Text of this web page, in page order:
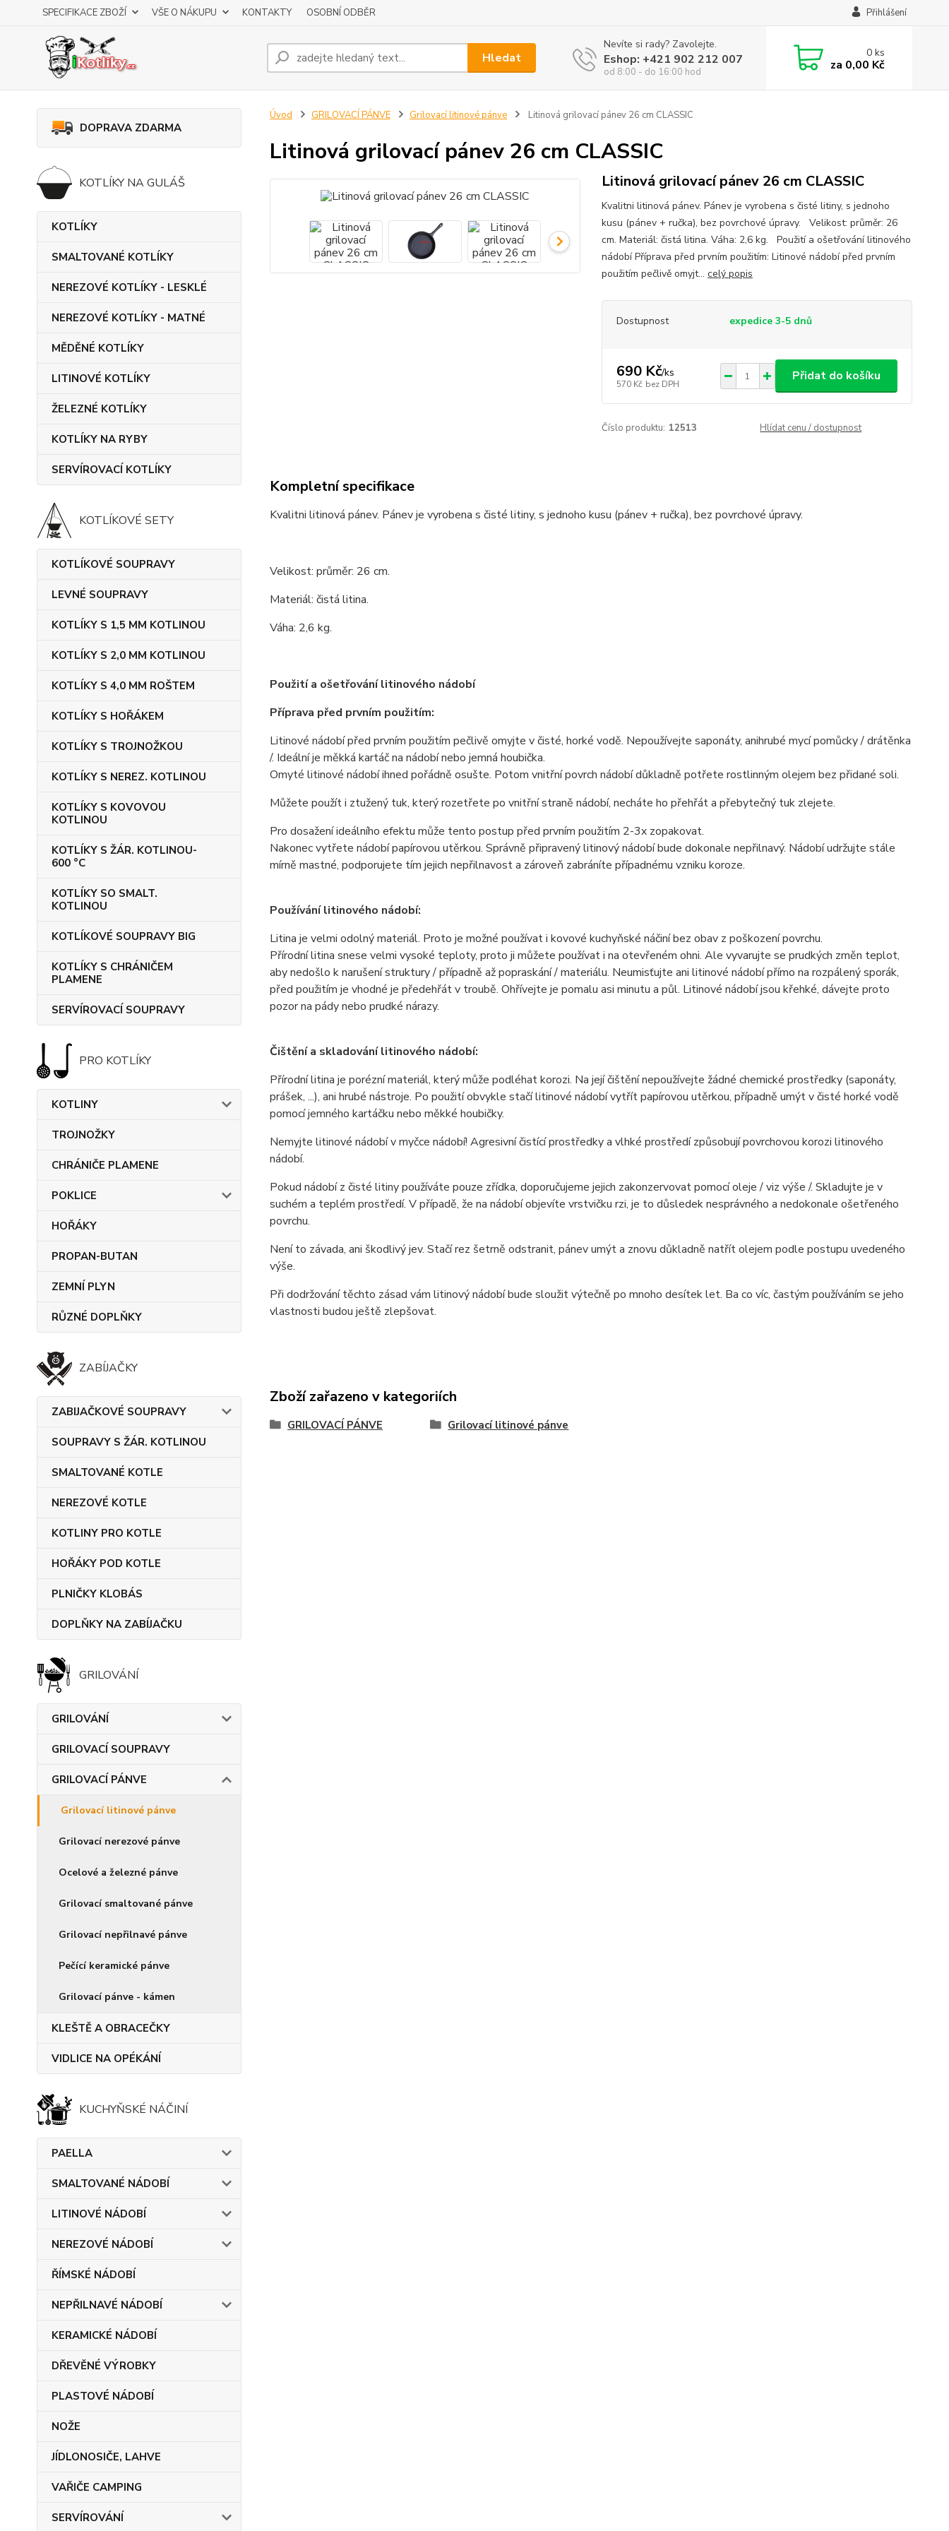
SPECIFIKACE ZBOŽÍ VŠE O NÁKUPU KONTAKTY OSOBNÍ ODBĚR Přihlášení
Hledat
Nevíte si rady? Zavolejte.
Eshop: +421 902 212 007
od 8:00 - do 16:00 hod
0ks
za 0,00 Kč
DOPRAVA ZDARMA
KOTLÍKY NA GULÁŠ
KOTLÍKY
SMALTOVANÉ KOTLÍKY
NEREZOVÉ KOTLÍKY - LESKLÉ
NEREZOVÉ KOTLÍKY - MATNÉ
MĚDĚNÉ KOTLÍKY
LITINOVÉ KOTLÍKY
ŽELEZNÉ KOTLÍKY
KOTLÍKY NA RYBY
SERVÍROVACÍ KOTLÍKY
KOTLÍKOVÉ SETY
KOTLÍKOVÉ SOUPRAVY
LEVNÉ SOUPRAVY
KOTLÍKY S 1,5 MM KOTLINOU
KOTLÍKY S 2,0 MM KOTLINOU
KOTLÍKY S 4,0 MM ROŠTEM
KOTLÍKY S HOŘÁKEM
KOTLÍKY S TROJNOŽKOU
KOTLÍKY S NEREZ. KOTLINOU
KOTLÍKY S KOVOVOU
KOTLINOU
KOTLÍKY S ŽÁR. KOTLINOU-
600 °C
KOTLÍKY SO SMALT.
KOTLINOU
KOTLÍKOVÉ SOUPRAVY BIG
KOTLÍKY S CHRÁNIČEM
PLAMENE
SERVÍROVACÍ SOUPRAVY
PRO KOTLÍKY
KOTLINY
TROJNOŽKY
CHRÁNIČE PLAMENE
POKLICE
HOŘÁKY
PROPAN-BUTAN
ZEMNÍ PLYN
RŮZNÉ DOPLŇKY
ZABÍJAČKY
ZABIJAČKOVÉ SOUPRAVY
SOUPRAVY S ŽÁR. KOTLINOU
SMALTOVANÉ KOTLE
NEREZOVÉ KOTLE
KOTLINY PRO KOTLE
HOŘÁKY POD KOTLE
PLNIČKY KLOBÁS
DOPLŇKY NA ZABÍJAČKU
GRILOVÁNÍ
GRILOVÁNÍ
GRILOVACÍ SOUPRAVY
GRILOVACÍ PÁNVE
Grilovací litinové pánve
Grilovací nerezové pánve
Ocelové a železné pánve
Grilovací smaltované pánve
Grilovací nepřilnavé pánve
Pečící keramické pánve
Grilovací pánve - kámen
KLEŠTĚ A OBRACEČKY
VIDLICE NA OPÉKÁNÍ
KUCHYŇSKÉ NÁČINÍ
PAELLA
SMALTOVANÉ NÁDOBÍ
LITINOVÉ NÁDOBÍ
NEREZOVÉ NÁDOBÍ
ŘÍMSKÉ NÁDOBÍ
NEPŘILNAVÉ NÁDOBÍ
KERAMICKÉ NÁDOBÍ
DŘEVĚNÉ VÝROBKY
PLASTOVÉ NÁDOBÍ
NOŽE
JÍDLONOSIČE, LAHVE
VAŘIČE CAMPING
SERVÍROVÁNÍ
Úvod GRILOVACÍ PÁNVE Grilovací litinové pánve Litinová grilovací pánev 26 cm CLASSIC
Litinová grilovací pánev 26 cm CLASSIC
Litinová grilovací pánev 26 cm CLASSIC
Kvalitni litinová pánev. Pánev je vyrobena s čisté litiny, s jednoho
kusu (pánev + ručka), bez povrchové úpravy. Velikost: průměr: 26
cm. Materiál: čistá litina. Váha: 2,6 kg. Použití a ošetřování litinového
nádobí Příprava před prvním použitím: Litinové nádobí před prvním
použitím pečlivě omyjt... celý popis
Dostupnost expedice 3-5 dnů
690 Kč/ks
570 Kč bez DPH
Přidat do košíku
Číslo produktu: 12513 Hlídat cenu / dostupnost
Kompletní specifikace
Kvalitni litinová pánev. Pánev je vyrobena s čisté litiny, s jednoho kusu (pánev + ručka), bez povrchové úpravy.
Velikost: průměr: 26 cm.
Materiál: čistá litina.
Váha: 2,6 kg.
Použití a ošetřování litinového nádobí
Příprava před prvním použitím:
Litinové nádobí před prvním použitím pečlivě omyjte v čisté, horké vodě. Nepoužívejte saponáty, anihrubé mycí pomůcky / drátěnka
/. Ideální je měkká kartáč na nádobí nebo jemná houbička.
Omyté litinové nádobí ihned pořádně osušte. Potom vnitřní povrch nádobí důkladně potřete rostlinným olejem bez přidané soli.
Můžete použít i ztužený tuk, který rozetřete po vnitřní straně nádobí, necháte ho přehřát a přebytečný tuk zlejete.
Pro dosažení ideálního efektu může tento postup před prvním použitím 2-3x zopakovat.
Nakonec vytřete nádobí papírovou utěrkou. Správně připravený litinový nádobí bude dokonale nepřilnavý. Nádobí udržujte stále
mírně mastné, podporujete tím jejich nepřilnavost a zároveň zabráníte případnému vzniku koroze.
Používání litinového nádobí:
Litina je velmi odolný materiál. Proto je možné používat i kovové kuchyňské náčiní bez obav z poškození povrchu.
Přírodní litina snese velmi vysoké teploty, proto ji můžete používat i na otevřeném ohni. Ale vyvarujte se prudkých změn teplot,
aby nedošlo k narušení struktury / případně až popraskání / materiálu. Neumisťujte ani litinové nádobí přímo na rozpálený sporák,
před použitím je vhodné je předehřát v troubě. Ohřívejte je pomalu asi minutu a půl. Litinové nádobí jsou křehké, dávejte proto
pozor na pády nebo prudké nárazy.
Čištění a skladování litinového nádobí:
Přírodní litina je porézní materiál, který může podléhat korozi. Na její čištění nepoužívejte žádné chemické prostředky (saponáty,
prášek, ...), ani hrubé nástroje. Po použití obvykle stačí litinové nádobí vytřít papírovou utěrkou, případně umýt v čisté horké vodě
pomocí jemného kartáčku nebo měkké houbičky.
Nemyjte litinové nádobí v myčce nádobí! Agresivní čistící prostředky a vlhké prostředí způsobují povrchovou korozi litinového
nádobí.
Pokud nádobí z čisté litiny používáte pouze zřídka, doporučujeme jejich zakonzervovat pomocí oleje / viz výše /. Skladujte je v
suchém a teplém prostředí. V případě, že na nádobí objevíte vrstvičku rzi, je to důsledek nesprávného a nedokonale ošetřeného
povrchu.
Není to závada, ani škodlivý jev. Stačí rez šetrně odstranit, pánev umýt a znovu důkladně natřít olejem podle postupu uvedeného
výše.
Při dodržování těchto zásad vám litinový nádobí bude sloužit výtečně po mnoho desítek let. Ba co víc, častým používáním se jeho
vlastnosti budou ještě zlepšovat.
Zboží zařazeno v kategoriích
GRILOVACÍ PÁNVE Grilovací litinové pánve